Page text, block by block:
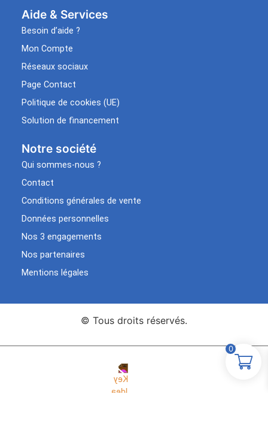
Aide & Services​
Besoin d’aide ?
Mon Compte
Réseaux sociaux
Page Contact
Politique de cookies (UE)
Solution de financement
Notre société
Qui sommes-nous ?
Contact
Conditions générales de vente
Données personnelles
Nos 3 engagements
Nos partenaires
Mentions légales
© Tous droits réservés.
0